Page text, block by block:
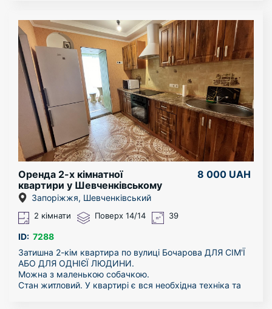
сім’ї, для людини, яка цінує сучасний стиль і комфорт,
а також як готовий об’єкт під якісну оренду.
Ціна продажу: 6 500 000 грн
У вартість входять меблі та обладнання.
Це варіант для тих, хто хоче отримати не просто
квадратні метри, а продуманий, сучасний і візуально
дорогий простір у престижному житловому комплексі.
За деталями та переглядом — звертайтесь у
повідомлення або телефонуйте за номером в
оголошенні.
власників. Сучасний дизайн і зручне планування вам
гарантовано прийде до душі. Для сім'ї з дитиною це
більш ніж ідеальний варіант. У вашому розпорядженні
дві роздільні і одна суміжна кімната, ванна кімната,
зручна кухня та балкон. У будинку створено чинне
ОСББ: чисті під'їзди і доглянутий двір.
Ще одним плюсом даної квартири служить її
розташування. Будинок знаходитися в самому серці
Південного мкр-р.ну, поруч зупинки, парк,
супермаркети, дитячі сади і школи. Також в крокової
доступності є аптеки, відділення Нової Пошти. Тут є все
для вашого комфорту, не вистачає тільки Вас.
Оренда 2-х кімнатної
квартири у Шевченківському
районі
8 000 UAH
Запоріжжя, Шевченківський
2 кімнати Поверх 14/14 39
ID: 7288
Затишна 2-кім квартира по вулиці Бочарова ДЛЯ СІМ'Ї
АБО ДЛЯ ОДНІЄЇ ЛЮДИНИ.
Можна з маленькою собачкою.
Стан житловий. У квартирі є вся необхідна техніка та